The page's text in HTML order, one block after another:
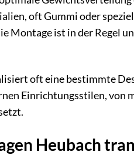
oft Gummi oder
Montage ist in der Regel
oft eine bestimmte
Einrichtungsstilen, von
Heubach